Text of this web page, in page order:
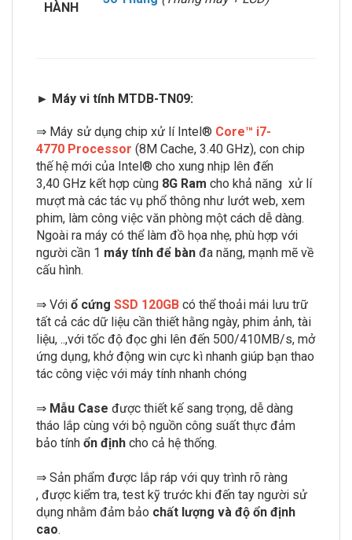
HÀNH
► Máy vi tính MTDB-TN09:
⇒ Máy sử dụng chip xử lí Intel® Core™ i7-
4770 Processor (8M Cache, 3.40 GHz), con chip
thế hệ mới của Intel® cho xung nhịp lên đến
3,40 GHz kết hợp cùng 8G Ram cho khả năng xử lí
mượt mà các tác vụ phổ thông như lướt web, xem
phim, làm công việc văn phòng một cách dễ dàng.
Ngoài ra máy có thể làm đồ họa nhẹ, phù hợp với
người cần 1 máy tính để bàn đa năng, mạnh mẽ về
cấu hình.
⇒ Với ổ cứng SSD 120GB có thể thoải mái lưu trữ
tất cả các dữ liệu cần thiết hằng ngày, phim ảnh, tài
liệu, ..,với tốc độ đọc ghi lên đến 500/410MB/s, mở
ứng dụng, khở động win cực kì nhanh giúp bạn thao
tác công việc với máy tính nhanh chóng
⇒ Mẫu Case được thiết kế sang trọng, dễ dàng
tháo lắp cùng với bộ nguồn công suất thực đảm
bảo tính ổn định cho cả hệ thống.
⇒ Sản phẩm được lắp ráp với quy trình rõ ràng
, được kiểm tra, test kỹ trước khi đến tay người sử
dụng nhằm đảm bảo chất lượng và độ ổn định
cao.